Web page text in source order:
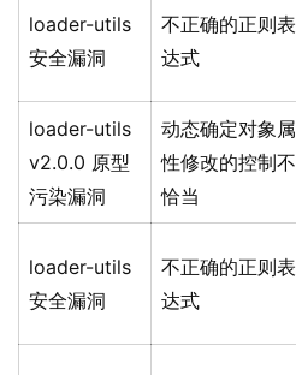
loader-utils
安全漏洞
不正确的正则表
达式
loader-utils
v2.0.0 原型
污染漏洞
动态确定对象属
性修改的控制不
恰当
loader-utils
安全漏洞
不正确的正则表
达式